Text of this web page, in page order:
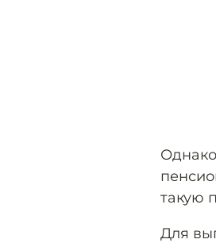
такую
Для